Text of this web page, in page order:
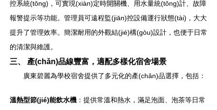
控系統(tǒng)，可實現(xiàn)定時開關機、用水量統(tǒng)計、故障
報警提示等功能。管理員可遠程監(jiān)控設備運行狀態(tài)，大大
提升了管理效率。簡潔耐用的外觀結(jié)構(gòu)設計，也便于日常
的清潔與維護。
三、 產(chǎn)品線豐富，適配多樣化宿舍場景
廣東碧麗為學校宿舍提供了多元化的產(chǎn)品選擇，包括：
溫熱型節(jié)能飲水機 ：提供常溫和熱水，滿足泡面、泡茶等日常